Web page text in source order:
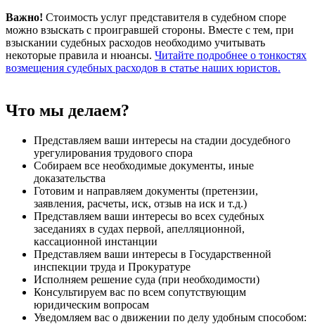
Важно! Стоимость услуг представителя в судебном споре
можно взыскать с проигравшей стороны. Вместе с тем, при
взыскании судебных расходов необходимо учитывать
некоторые правила и нюансы. Читайте подробнее о тонкостях
возмещения судебных расходов в статье наших юристов.
Что мы делаем?
Представляем ваши интересы на стадии досудебного
урегулирования трудового спора
Собираем все необходимые документы, иные
доказательства
Готовим и направляем документы (претензии,
заявления, расчеты, иск, отзыв на иск и т.д.)
Представляем ваши интересы во всех судебных
заседаниях в судах первой, апелляционной,
кассационной инстанции
Представляем ваши интересы в Государственной
инспекции труда и Прокуратуре
Исполняем решение суда (при необходимости)
Консультируем вас по всем сопутствующим
юридическим вопросам
Уведомляем вас о движении по делу удобным способом: